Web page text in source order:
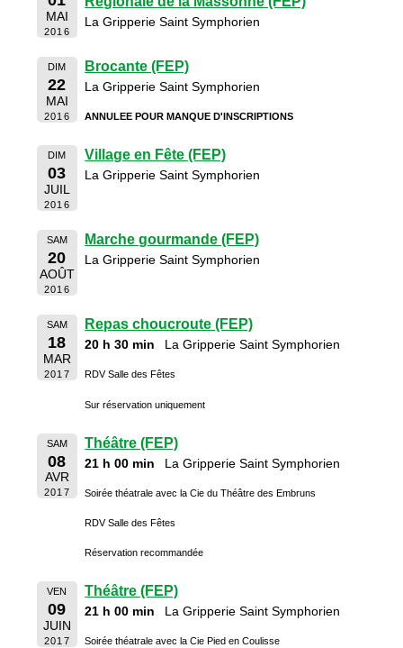
MAI
2016
La Gripperie Saint Symphorien
DIM
22
MAI
2016
Brocante (FEP)
La Gripperie Saint Symphorien
ANNULEE POUR MANQUE D'INSCRIPTIONS
DIM
03
JUIL
2016
Village en Fête (FEP)
La Gripperie Saint Symphorien
SAM
20
AOÛT
2016
Marche gourmande (FEP)
La Gripperie Saint Symphorien
SAM
18
MAR
2017
Repas choucroute (FEP)
20 h 30 min La Gripperie Saint Symphorien
RDV Salle des Fêtes
Sur réservation uniquement
SAM
08
AVR
2017
Théâtre (FEP)
21 h 00 min La Gripperie Saint Symphorien
Soirée théatrale avec la Cie du Théâtre des Embruns
RDV Salle des Fêtes
Réservation recommandée
VEN
09
JUIN
2017
Théâtre (FEP)
21 h 00 min La Gripperie Saint Symphorien
Soirée théatrale avec la Cie Pied en Coulisse